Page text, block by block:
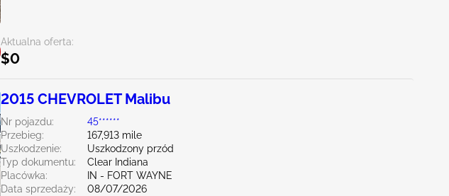
Aktualna oferta:
$0
2015 CHEVROLET Malibu
Nr pojazdu:
45******
Przebieg:
167,913 mile
Uszkodzenie:
Uszkodzony przód
Typ dokumentu:
Clear Indiana
Placówka:
IN - FORT WAYNE
Data sprzedaży:
08/07/2026